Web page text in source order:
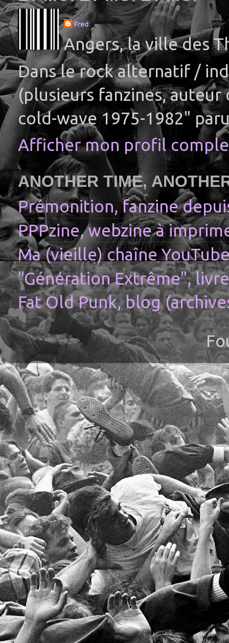
Fred
Angers, la ville des
Dans le rock alternatif /
(plusieurs fanzines, auteur
cold-wave 1975-1982"
Afficher mon profil
ANOTHER TIME,
Prémonition, fanzine
PPPzine, webzine à
Ma (vieille) chaîne
"Génération Extrême",
Fat Old Punk, blog